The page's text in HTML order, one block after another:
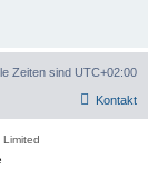
Zeiten sind UTC+02:00
Kontakt